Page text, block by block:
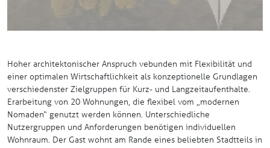
Hoher architektonischer Anspruch vebunden mit Flexibilität und
einer optimalen Wirtschaftlichkeit als konzeptionelle Grundlagen
verschiedenster Zielgruppen für Kurz- und Langzeitaufenthalte.
Erarbeitung von 20 Wohnungen, die flexibel vom „modernen
Nomaden“ genutzt werden können. Unterschiedliche
Nutzergruppen und Anforderungen benötigen individuellen
Wohnraum. Der Gast wohnt am Rande eines beliebten Stadtteils in